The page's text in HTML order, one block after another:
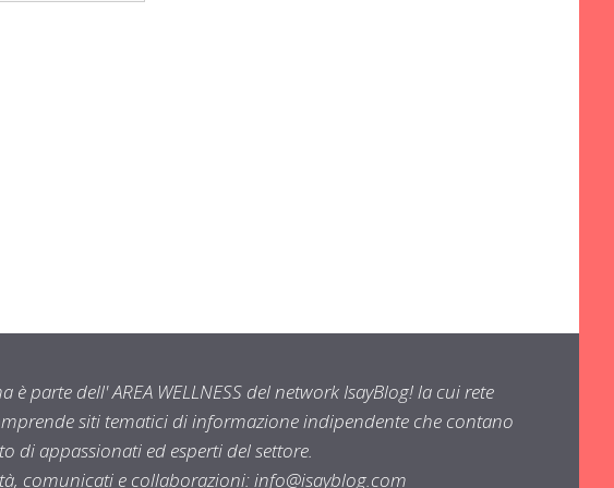
è parte dell' AREA WELLNESS del network IsayBlog! la cui rete
siti tematici di informazione indipendente che contano
di appassionati ed esperti del settore.
comunicati e collaborazioni:info@isayblog.com